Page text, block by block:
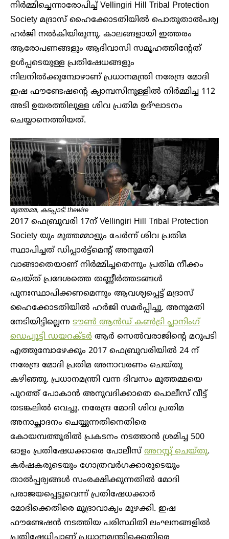
നിർമ്മിച്ചെന്നാരോപിച്ച് Vellingiri Hill Tribal Protection
Society മദ്രാസ് ഹൈക്കോടതിയിൽ പൊതുതാൽപര്യ
ഹർജി നൽകിയിരുന്നു. കാലങ്ങളായി ഇത്തരം
ആരോപണങ്ങളും ആദിവാസി സമൂഹത്തിൻ്റേത്
ഉൾപ്പടെയുള്ള പ്രതിഷേധങ്ങളും
നിലനിൽക്കുമ്പോഴാണ് പ്രധാനമന്ത്രി നരേന്ദ്ര മോദി
ഇഷ ഫൗണ്ടേഷന്റെ ക്യാമ്പസിനുള്ളിൽ നിർമ്മിച്ച 112
അടി ഉയരത്തിലുള്ള ശിവ പ്രതിമ ഉദ്ഘാടനം
ചെയ്യാനെത്തിയത്.
മുത്തമ്മ, കടപ്പാട്: thewire
2017 ഫെബ്രുവരി 17ന് Vellingiri Hill Tribal Protection
Society യും മുത്തമ്മാളും ചേർന്ന് ശിവ പ്രതിമ
സ്ഥാപിച്ചത് ഡിപ്പാർട്ട്മെന്റ് അനുമതി
വാങ്ങാതെയാണ് നിർമ്മിച്ചതെന്നും പ്രതിമ നീക്കം
ചെയ്ത് പ്രദേശത്തെ തണ്ണീർത്തടങ്ങൾ‌
പുനഃസ്ഥാപിക്കണമെന്നും ആവശ്യപ്പെട്ട് മദ്രാസ്
ഹൈക്കോടതിയിൽ ഹർജി സമർപ്പിച്ചു. അനുമതി
നേടിയിട്ടില്ലെന്ന ടൗൺ ആൻഡ് കൺട്രി പ്ലാനിംഗ്
ഡെപ്യൂട്ടി ഡയറക്ടർ ആർ സെൽവരാജിന്റെ മറുപടി
എത്തുമ്പോഴേക്കും 2017 ഫെബ്രുവരിയിൽ 24 ന്
നരേന്ദ്ര മോദി പ്രതിമ അനാവരണം ചെയ്തു
കഴിഞ്ഞു. പ്രധാനമന്ത്രി വന്ന ദിവസം മുത്തമ്മയെ
പുറത്ത് പോകാൻ അനുവദിക്കാതെ പൊലീസ് വീട്ട്
തടങ്കലിൽ വെച്ചു. നരേന്ദ്ര മോദി ശിവ പ്രതിമ
അനാച്ഛാദനം ചെയ്യുന്നതിനെതിരെ
കോയമ്പത്തൂരിൽ പ്രകടനം നടത്താൻ ശ്രമിച്ച 500
ഓളം പ്രതിഷേധക്കാരെ പോലീസ് അറസ്റ്റ് ചെയ്തു.
കർഷകരുടെയും ഗോത്രവർഗക്കാരുടെയും
താൽപ്പര്യങ്ങൾ സംരക്ഷിക്കുന്നതിൽ മോദി
പരാജയപ്പെട്ടുവെന്ന് പ്രതിഷേധക്കാർ
മോദിക്കെതിരെ മുദ്രാവാക്യം മുഴക്കി. ഇഷ
ഫൗണ്ടേഷൻ നടത്തിയ പരിസ്ഥിതി ലംഘനങ്ങളിൽ